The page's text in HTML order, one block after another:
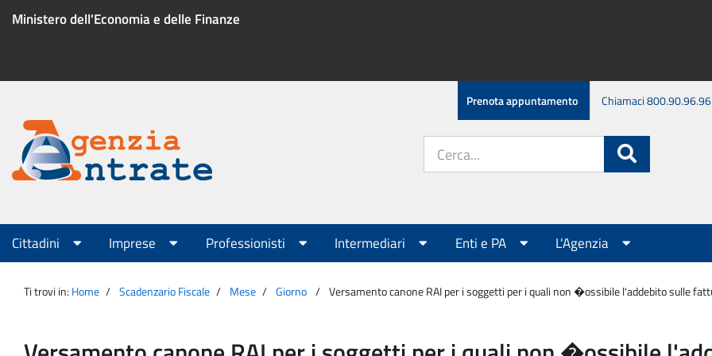
Ministero dell'Economia e delle Finanze
Menu
servizio
Prenota appuntamento Chiamaci 800.90.96.96
Agenzia
Entrate
sito:
Menu
principale
Cittadini Imprese Professionisti Intermediari Enti e PA L'Agenzia
Ti trovi in: Home Scadenzario Fiscale Mese Giorno Versamento canone RAI per i soggetti per i quali non �ossibile l'addebito sulle